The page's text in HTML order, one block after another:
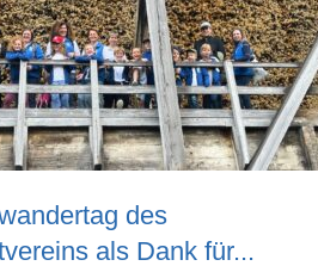
des
als Dank für...